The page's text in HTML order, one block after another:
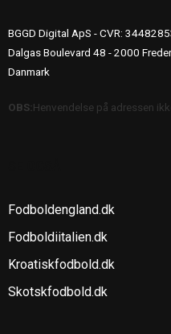
BGGD Digital ApS - CVR:
Dalgas Boulevard 48 - 2000
Danmark
OBS:Henvendelse på adressen
Fodboldengland.dk
Fodboldiitalien.dk
Kroatiskfodbold.dk
Skotskfodbold.dk